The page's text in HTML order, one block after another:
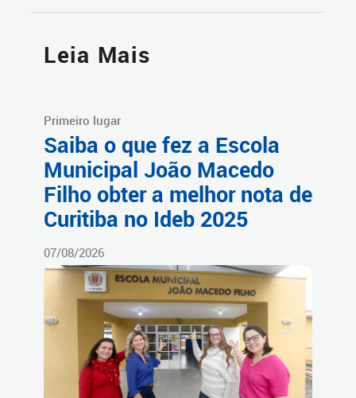
Leia Mais
Primeiro lugar
Saiba o que fez a Escola
Municipal João Macedo
Filho obter a melhor nota de
Curitiba no Ideb 2025
07/08/2026